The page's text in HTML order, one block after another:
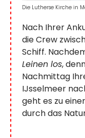
Nach Ihrer
die Crew
Schiff.
Leinen los,
Nachmittag
IJsselmeer
geht es zu
durch das
Die Lutherse Kirche in